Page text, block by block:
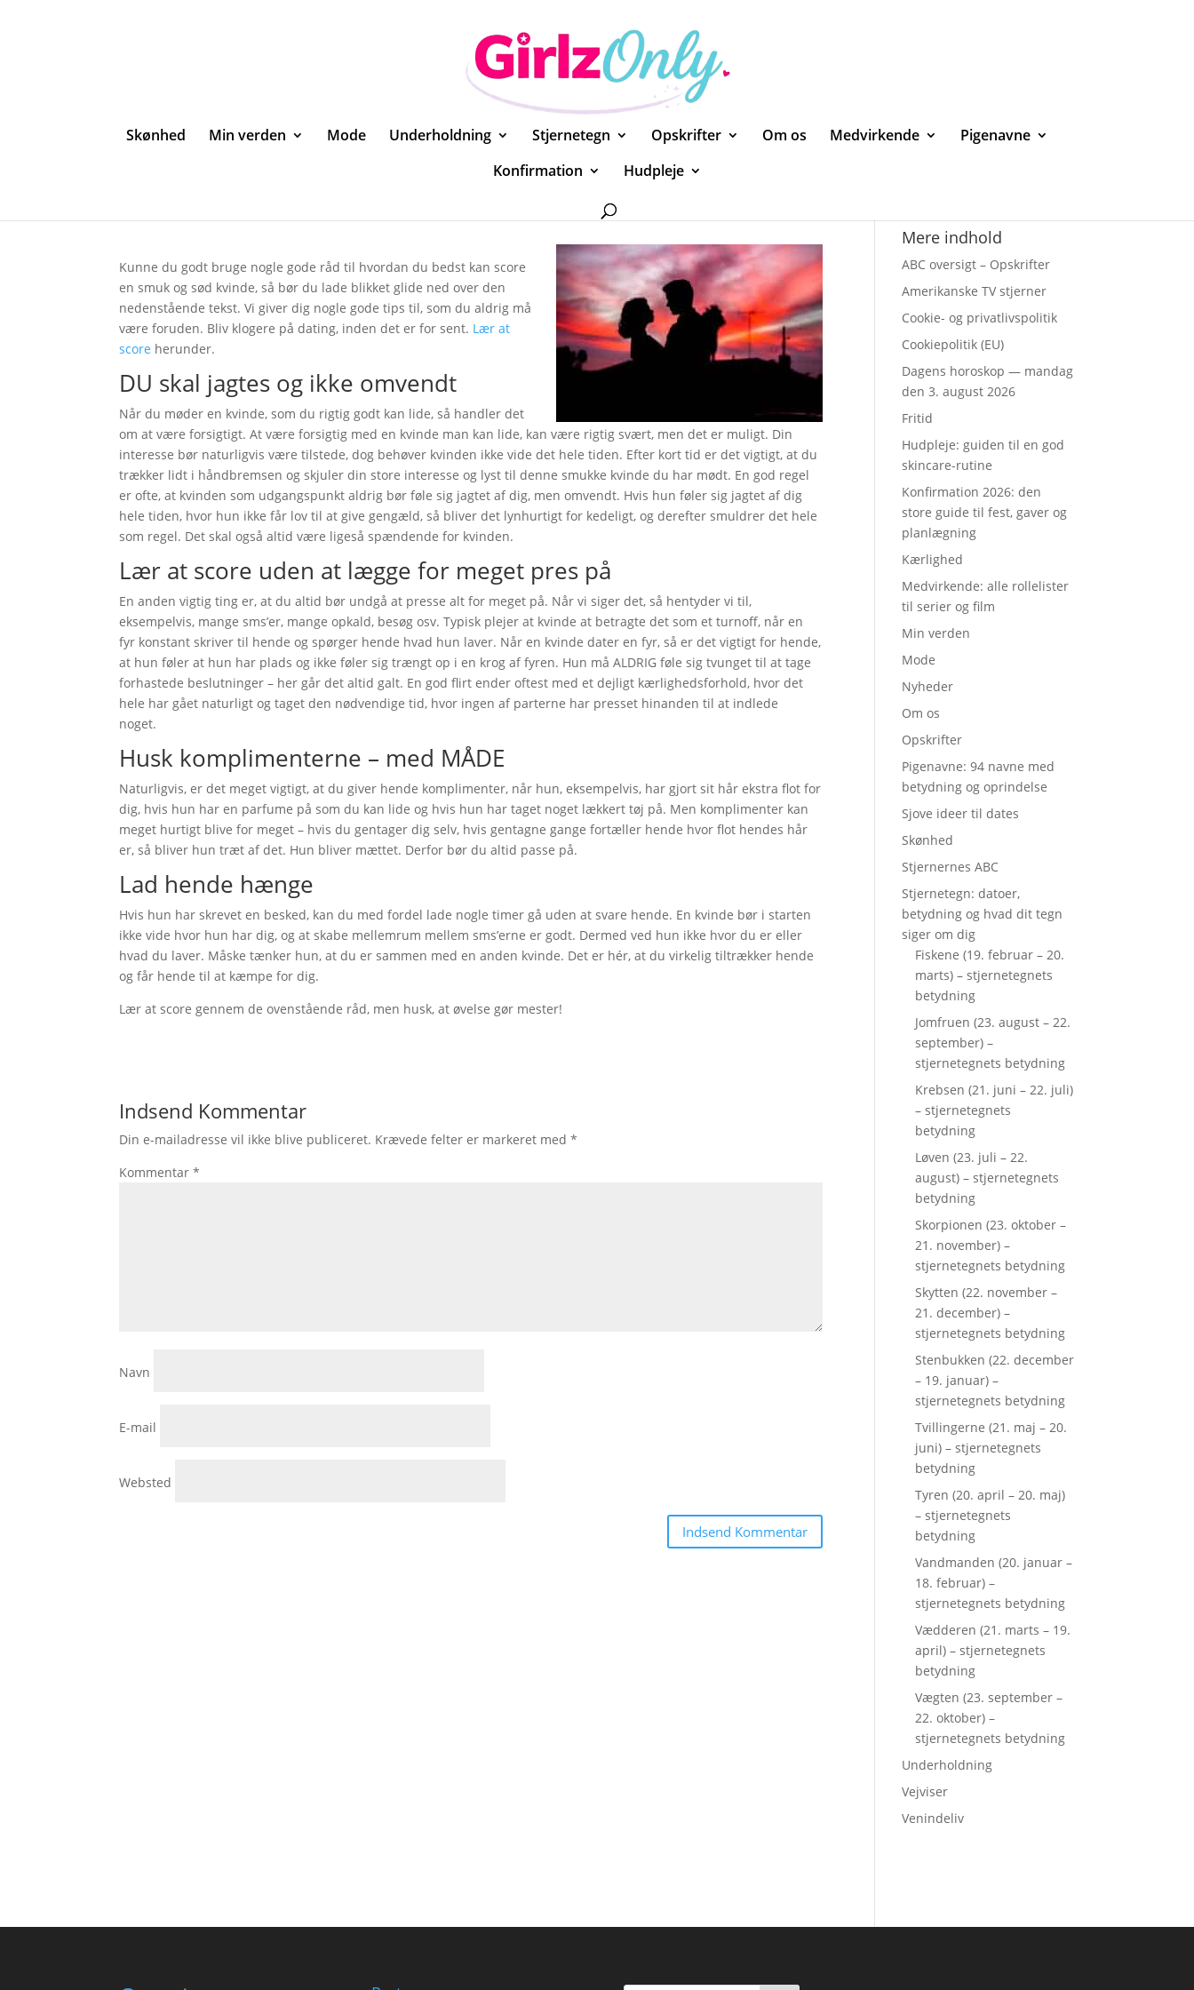
Skønhed Min verden Mode Underholdning Stjernetegn Opskrifter Om os Medvirkende
Pigenavne
Konfirmation
Hudpleje
Kunne du godt bruge nogle gode råd til hvordan du bedst kan score
en smuk og sød kvinde, så bør du lade blikket glide ned over den
nedenstående tekst. Vi giver dig nogle gode tips til, som du aldrig må
være foruden. Bliv klogere på dating, inden det er for sent. Lær at
score herunder.
DU skal jagtes og ikke omvendt
Når du møder en kvinde, som du rigtig godt kan lide, så handler det
om at være forsigtigt. At være forsigtig med en kvinde man kan lide, kan være rigtig svært, men det er muligt. Din
interesse bør naturligvis være tilstede, dog behøver kvinden ikke vide det hele tiden. Efter kort tid er det vigtigt, at du
trækker lidt i håndbremsen og skjuler din store interesse og lyst til denne smukke kvinde du har mødt. En god regel
er ofte, at kvinden som udgangspunkt aldrig bør føle sig jagtet af dig, men omvendt. Hvis hun føler sig jagtet af dig
hele tiden, hvor hun ikke får lov til at give gengæld, så bliver det lynhurtigt for kedeligt, og derefter smuldrer det hele
som regel. Det skal også altid være ligeså spændende for kvinden.
Lær at score uden at lægge for meget pres på
En anden vigtig ting er, at du altid bør undgå at presse alt for meget på. Når vi siger det, så hentyder vi til,
eksempelvis, mange sms’er, mange opkald, besøg osv. Typisk plejer at kvinde at betragte det som et turnoff, når en
fyr konstant skriver til hende og spørger hende hvad hun laver. Når en kvinde dater en fyr, så er det vigtigt for hende,
at hun føler at hun har plads og ikke føler sig trængt op i en krog af fyren. Hun må ALDRIG føle sig tvunget til at tage
forhastede beslutninger – her går det altid galt. En god flirt ender oftest med et dejligt kærlighedsforhold, hvor det
hele har gået naturligt og taget den nødvendige tid, hvor ingen af parterne har presset hinanden til at indlede
noget.
Husk komplimenterne – med MÅDE
Naturligvis, er det meget vigtigt, at du giver hende komplimenter, når hun, eksempelvis, har gjort sit hår ekstra flot for
dig, hvis hun har en parfume på som du kan lide og hvis hun har taget noget lækkert tøj på. Men komplimenter kan
meget hurtigt blive for meget – hvis du gentager dig selv, hvis gentagne gange fortæller hende hvor flot hendes hår
er, så bliver hun træt af det. Hun bliver mættet. Derfor bør du altid passe på.
Lad hende hænge
Hvis hun har skrevet en besked, kan du med fordel lade nogle timer gå uden at svare hende. En kvinde bør i starten
ikke vide hvor hun har dig, og at skabe mellemrum mellem sms’erne er godt. Dermed ved hun ikke hvor du er eller
hvad du laver. Måske tænker hun, at du er sammen med en anden kvinde. Det er hér, at du virkelig tiltrækker hende
og får hende til at kæmpe for dig.
Lær at score gennem de ovenstående råd, men husk, at øvelse gør mester!
Indsend Kommentar
Din e-mailadresse vil ikke blive publiceret. Krævede felter er markeret med*
Kommentar*
Navn
E-mail
Websted
Mere indhold
ABC oversigt – Opskrifter
Amerikanske TV stjerner
Cookie- og privatlivspolitik
Cookiepolitik (EU)
Dagens horoskop — mandag
den 3. august 2026
Fritid
Hudpleje: guiden til en god
skincare-rutine
Konfirmation 2026: den
store guide til fest, gaver og
planlægning
Kærlighed
Medvirkende: alle rollelister
til serier og film
Min verden
Mode
Nyheder
Om os
Opskrifter
Pigenavne: 94 navne med
betydning og oprindelse
Sjove ideer til dates
Skønhed
Stjernernes ABC
Stjernetegn: datoer,
betydning og hvad dit tegn
siger om dig
Fiskene (19. februar – 20.
marts) – stjernetegnets
betydning
Jomfruen (23. august – 22.
september) –
stjernetegnets betydning
Krebsen (21. juni – 22. juli)
– stjernetegnets
betydning
Løven (23. juli – 22.
august) – stjernetegnets
betydning
Skorpionen (23. oktober –
21. november) –
stjernetegnets betydning
Skytten (22. november –
21. december) –
stjernetegnets betydning
Stenbukken (22. december
– 19. januar) –
stjernetegnets betydning
Tvillingerne (21. maj – 20.
juni) – stjernetegnets
betydning
Tyren (20. april – 20. maj)
– stjernetegnets
betydning
Vandmanden (20. januar –
18. februar) –
stjernetegnets betydning
Vædderen (21. marts – 19.
april) – stjernetegnets
betydning
Vægten (23. september –
22. oktober) –
stjernetegnets betydning
Underholdning
Vejviser
Venindeliv